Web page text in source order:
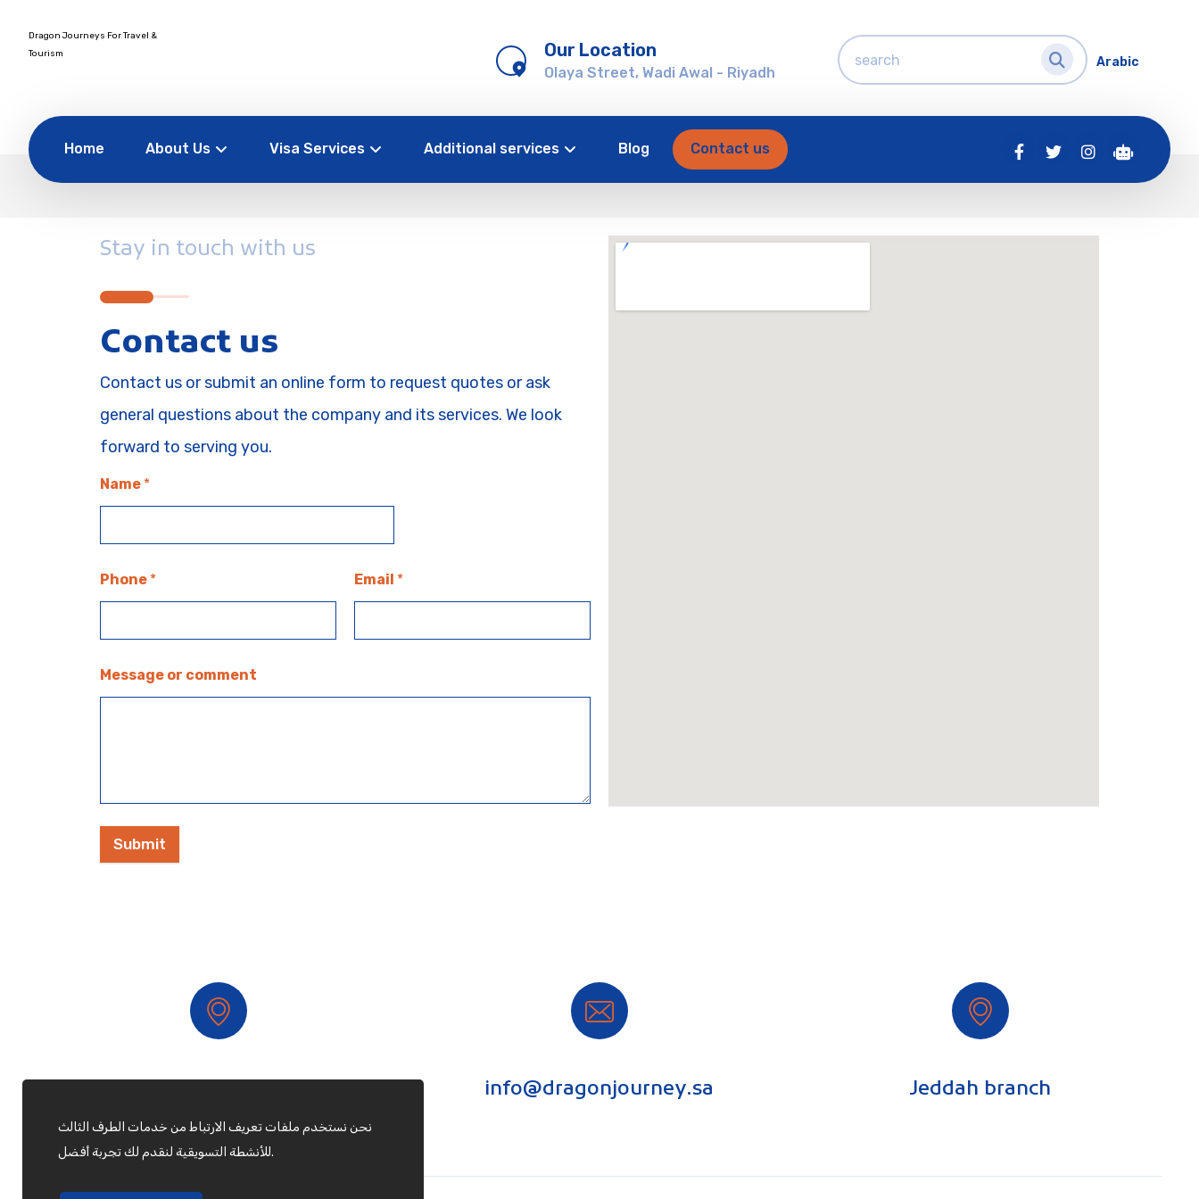
Arabic
Our Location
Olaya Street, Wadi Awal - Riyadh
Home About Us Visa Services Additional services Blog Contact us
Stay in touch with us
Contact us
Contact us or submit an online form to request quotes or ask
general questions about the company and its services. We look
forward to serving you.
Name *
Phone * Email *
Message or comment
Submit
info@dragonjourney.sa Jeddah branch
نحن نستخدم ملفات تعريف الارتباط من خدمات الطرف الثالث
للأنشطة التسويقية لنقدم لك تجربة أفضل.